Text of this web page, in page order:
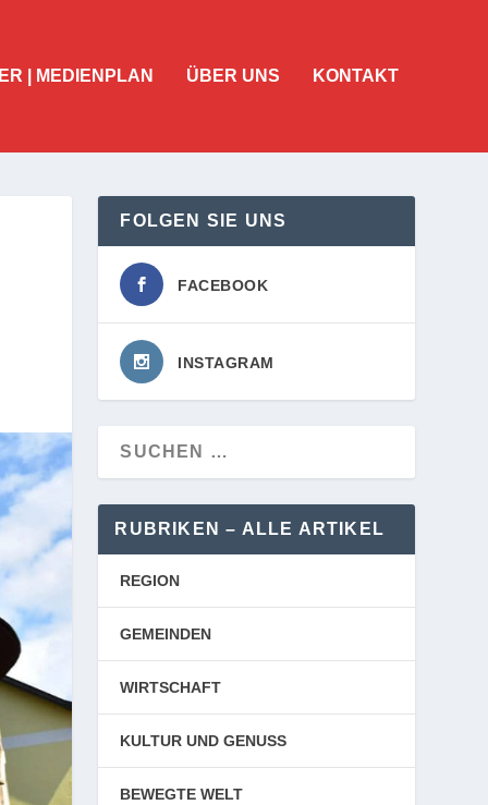
| MEDIENPLAN ÜBER UNS KONTAKT
FOLGEN SIE UNS
FACEBOOK
INSTAGRAM
RUBRIKEN – ALLE ARTIKEL
REGION
GEMEINDEN
WIRTSCHAFT
KULTUR UND GENUSS
BEWEGTE WELT